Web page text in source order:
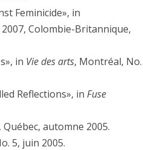
Feminicide», in
Colombie-Britannique,
in Vie des arts, Montréal, No.
Reflections», in Fuse
Québec, automne 2005.
5, juin 2005.